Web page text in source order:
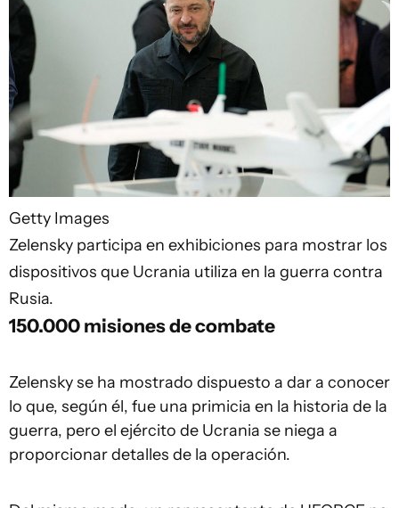
Getty Images
Zelensky participa en exhibiciones para mostrar los
dispositivos que Ucrania utiliza en la guerra contra
Rusia.
150.000 misiones de combate
Zelensky se ha mostrado dispuesto a dar a conocer
lo que, según él, fue una primicia en la historia de la
guerra, pero el ejército de Ucrania se niega a
proporcionar detalles de la operación.